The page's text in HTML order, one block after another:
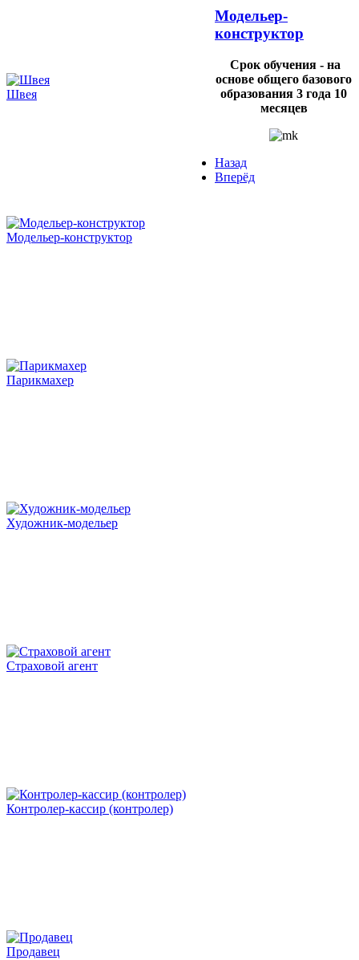
Швея
Модельер-конструктор
Парикмахер
Художник-модельер
Страховой агент
Контролер-кассир (контролер)
Продавец
Модельер-
конструктор
Срок обучения - на
основе общего базового
образования 3 года 10
месяцев
Назад
Вперёд